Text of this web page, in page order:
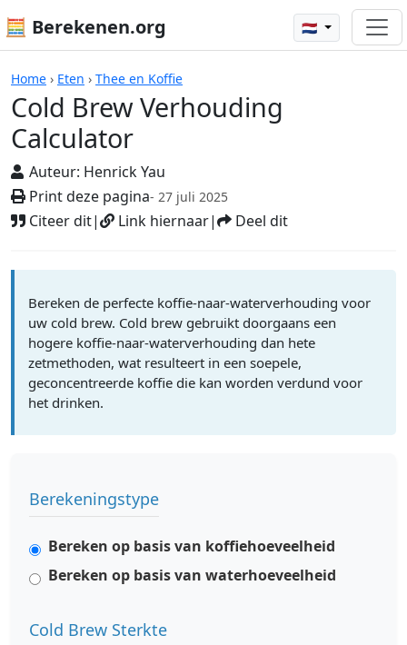
🧮 Berekenen.org 🇳🇱
Home › Eten › Thee en Koffie
Cold Brew Verhouding
Calculator
Auteur: Henrick Yau
Print deze pagina- 27 juli 2025
Citeer dit| Link hiernaar| Deel dit
Rekenmachines
Bereken de perfecte koffie-naar-waterverhouding voor
uw cold brew. Cold brew gebruikt doorgaans een
hogere koffie-naar-waterverhouding dan hete
zetmethoden, wat resulteert in een soepele,
geconcentreerde koffie die kan worden verdund voor
het drinken.
Berekeningstype
Bereken op basis van koffiehoeveelheid
Bereken op basis van waterhoeveelheid
Cold Brew Sterkte